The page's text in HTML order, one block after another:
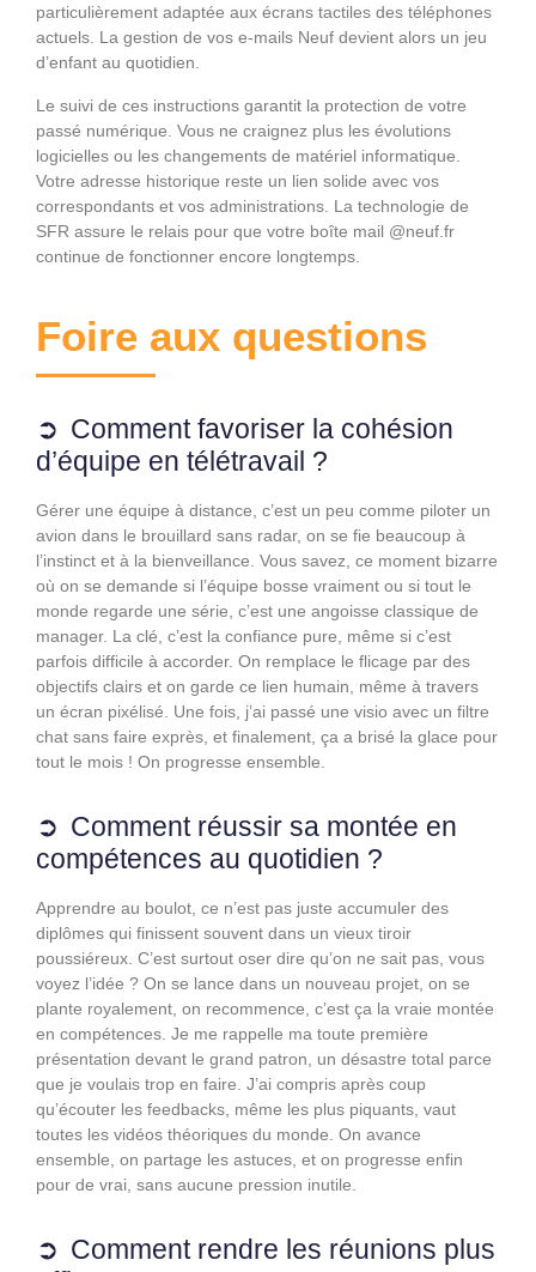
particulièrement adaptée aux écrans tactiles des téléphones
actuels. La gestion de vos e-mails Neuf devient alors un jeu
d’enfant au quotidien.
Le suivi de ces instructions garantit la protection de votre
passé numérique. Vous ne craignez plus les évolutions
logicielles ou les changements de matériel informatique.
Votre adresse historique reste un lien solide avec vos
correspondants et vos administrations. La technologie de
SFR assure le relais pour que votre boîte mail @neuf.fr
continue de fonctionner encore longtemps.
Foire aux questions
Comment favoriser la cohésion
d’équipe en télétravail ?
Gérer une équipe à distance, c’est un peu comme piloter un
avion dans le brouillard sans radar, on se fie beaucoup à
l’instinct et à la bienveillance. Vous savez, ce moment bizarre
où on se demande si l’équipe bosse vraiment ou si tout le
monde regarde une série, c’est une angoisse classique de
manager. La clé, c’est la confiance pure, même si c’est
parfois difficile à accorder. On remplace le flicage par des
objectifs clairs et on garde ce lien humain, même à travers
un écran pixélisé. Une fois, j’ai passé une visio avec un filtre
chat sans faire exprès, et finalement, ça a brisé la glace pour
tout le mois ! On progresse ensemble.
Comment réussir sa montée en
compétences au quotidien ?
Apprendre au boulot, ce n’est pas juste accumuler des
diplômes qui finissent souvent dans un vieux tiroir
poussiéreux. C’est surtout oser dire qu’on ne sait pas, vous
voyez l’idée ? On se lance dans un nouveau projet, on se
plante royalement, on recommence, c’est ça la vraie montée
en compétences. Je me rappelle ma toute première
présentation devant le grand patron, un désastre total parce
que je voulais trop en faire. J’ai compris après coup
qu’écouter les feedbacks, même les plus piquants, vaut
toutes les vidéos théoriques du monde. On avance
ensemble, on partage les astuces, et on progresse enfin
pour de vrai, sans aucune pression inutile.
Comment rendre les réunions plus